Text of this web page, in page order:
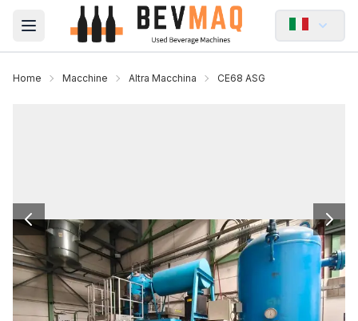
Open main menu
Home Macchine Altra Macchina CE68 ASG